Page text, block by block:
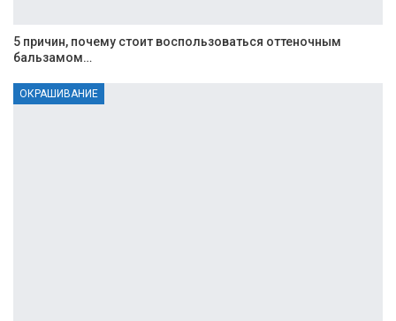
5 причин, почему стоит воспользоваться оттеночным
бальзамом…
ОКРАШИВАНИЕ